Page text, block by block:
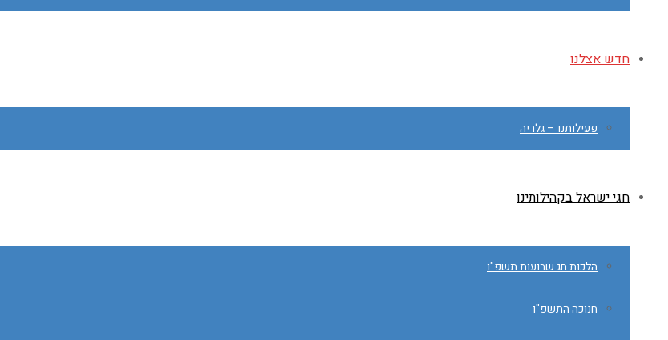
חדש אצלנו
פעילותנו – גלריה
חגי ישראל בקהילותינו
הלכות חג שבועות תשפ"ו
חנוכה התשפ"ו